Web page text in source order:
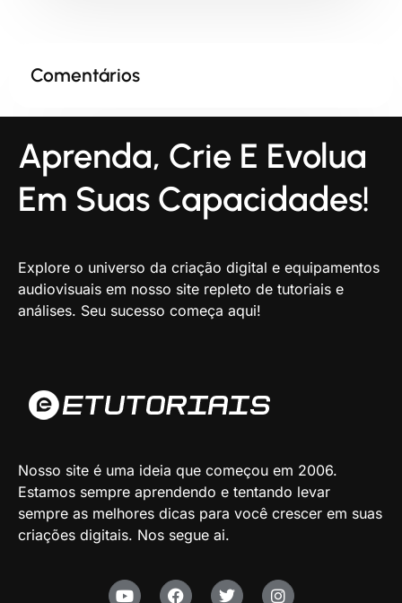
Comentários
Aprenda, Crie E Evolua
Em Suas Capacidades!
Explore o universo da criação digital e equipamentos
audiovisuais em nosso site repleto de tutoriais e
análises. Seu sucesso começa aqui!
Nosso site é uma ideia que começou em 2006.
Estamos sempre aprendendo e tentando levar
sempre as melhores dicas para você crescer em suas
criações digitais. Nos segue ai.